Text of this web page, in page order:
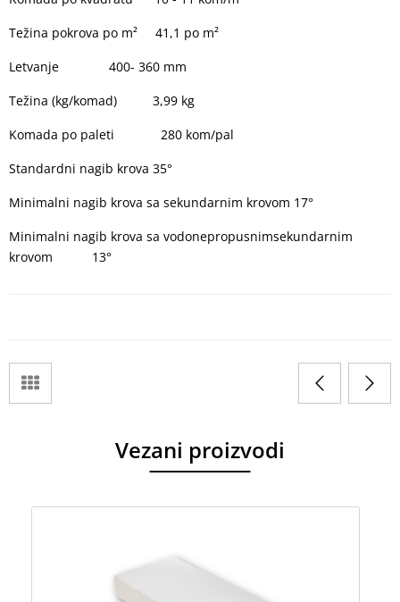
Težina pokrova po m²
41,1 po m²
Letvanje
400- 360 mm
Težina (kg/komad)
3,99 kg
Komada po paleti
280 kom/pal
Standardni nagib krova 35°
Minimalni nagib krova sa sekundarnim krovom 17°
Minimalni nagib krova sa vodonepropusnimsekundarnim
krovom
13°
Vezani proizvodi